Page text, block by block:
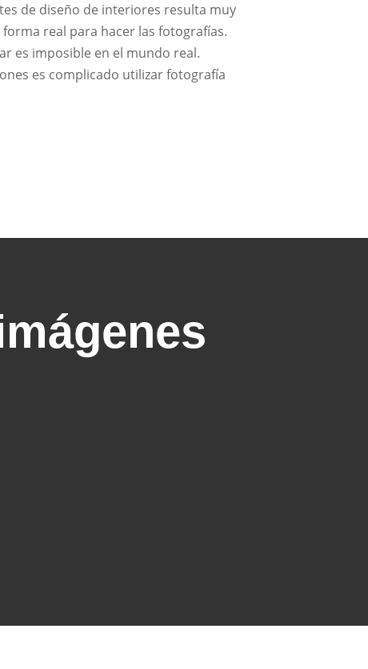
de diseño de interiores resulta muy
real para hacer las fotografías.
es imposible en el mundo real.
es complicado utilizar fotografía